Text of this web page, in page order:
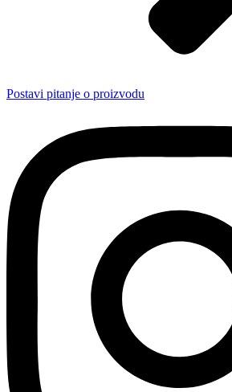
Postavi pitanje o proizvodu